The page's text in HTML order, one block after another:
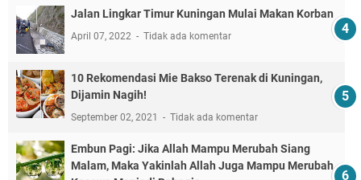
Jalan Lingkar Timur Kuningan Mulai Makan Korban
April 07, 2022 Tidak ada komentar
10 Rekomendasi Mie Bakso Terenak di Kuningan,
Dijamin Nagih!
September 02, 2021 Tidak ada komentar
Embun Pagi: Jika Allah Mampu Merubah Siang
Malam, Maka Yakinlah Allah Juga Mampu Merubah